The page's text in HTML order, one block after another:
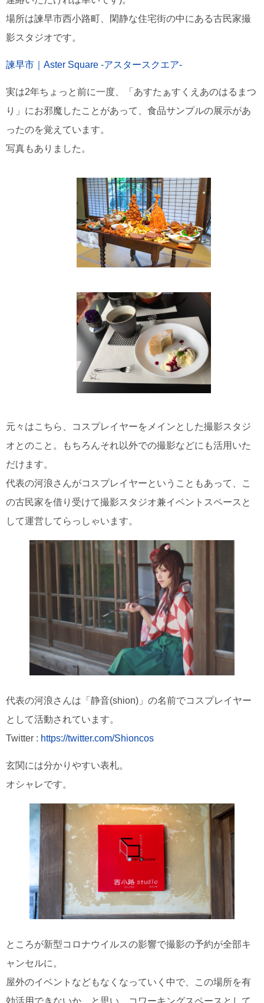
場所は諫早市西小路町、閑静な住宅街の中にある古民家撮
影スタジオです。
諫早市｜Aster Square -アスタースクエア-
実は2年ちょっと前に一度、「あすたぁすくえあのはるまつ
り」にお邪魔したことがあって、食品サンプルの展示があ
ったのを覚えています。
写真もありました。
元々はこちら、コスプレイヤーをメインとした撮影スタジ
オとのこと。もちろんそれ以外での撮影などにも活用いた
だけます。
代表の河浪さんがコスプレイヤーということもあって、こ
の古民家を借り受けて撮影スタジオ兼イベントスペースと
して運営してらっしゃいます。
代表の河浪さんは「静音(shion)」の名前でコスプレイヤー
として活動されています。
Twitter : https://twitter.com/Shioncos
玄関には分かりやすい表札。
オシャレです。
ところが新型コロナウイルスの影響で撮影の予約が全部キ
ャンセルに。
屋外のイベントなどもなくなっていく中で、この場所を有
効活用できないか、と思い、コワーキングスペースとして